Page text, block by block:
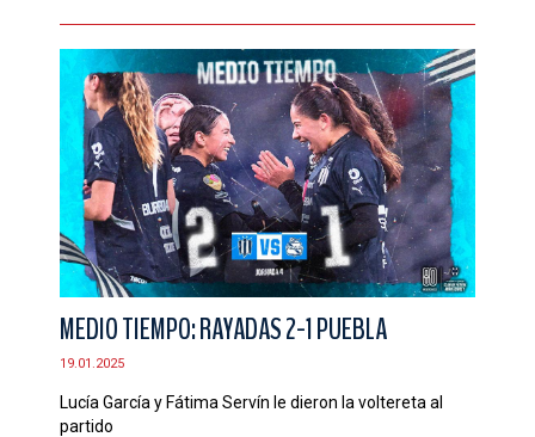
MEDIO TIEMPO: RAYADAS 2-1 PUEBLA
19.01.2025
Lucía García y Fátima Servín le dieron la voltereta al
partido